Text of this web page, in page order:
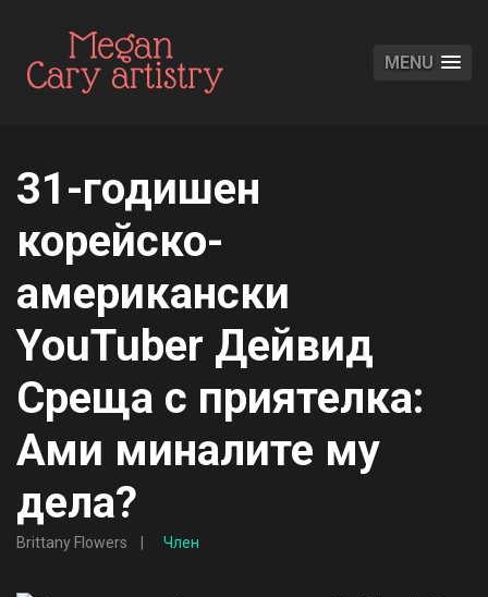
MENU
31-годишен
корейско-
американски
YouTuber Дейвид
Среща с приятелка:
Ами миналите му
дела?
Brittany Flowers Член